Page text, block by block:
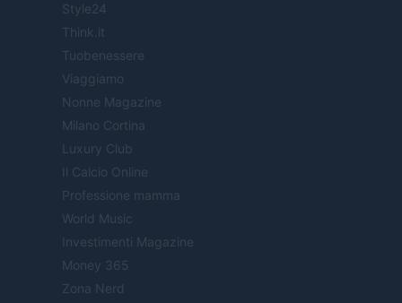
Style24
Think.it
Tuobenessere
Viaggiamo
Nonne Magazine
Milano Cortina
Luxury Club
Il Calcio Online
Professione mamma
World Music
Investimenti Magazine
Money 365
Zona Nerd